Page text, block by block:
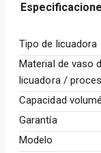
Tipo de licuadora
Material de vaso
licuadora /
Capacidad
Garantía
Modelo